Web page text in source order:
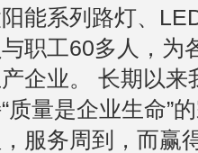
能系列路灯、
职工60多人，为
企业。 长期以来
质量是企业生命”
服务周到，而赢